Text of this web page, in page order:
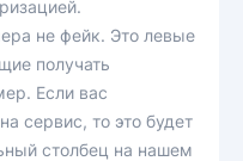
не фейк. Это левые
получать
Если вас
сервис, то это будет
столбец на нашем